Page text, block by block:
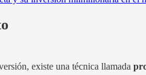
existe una técnica llamada